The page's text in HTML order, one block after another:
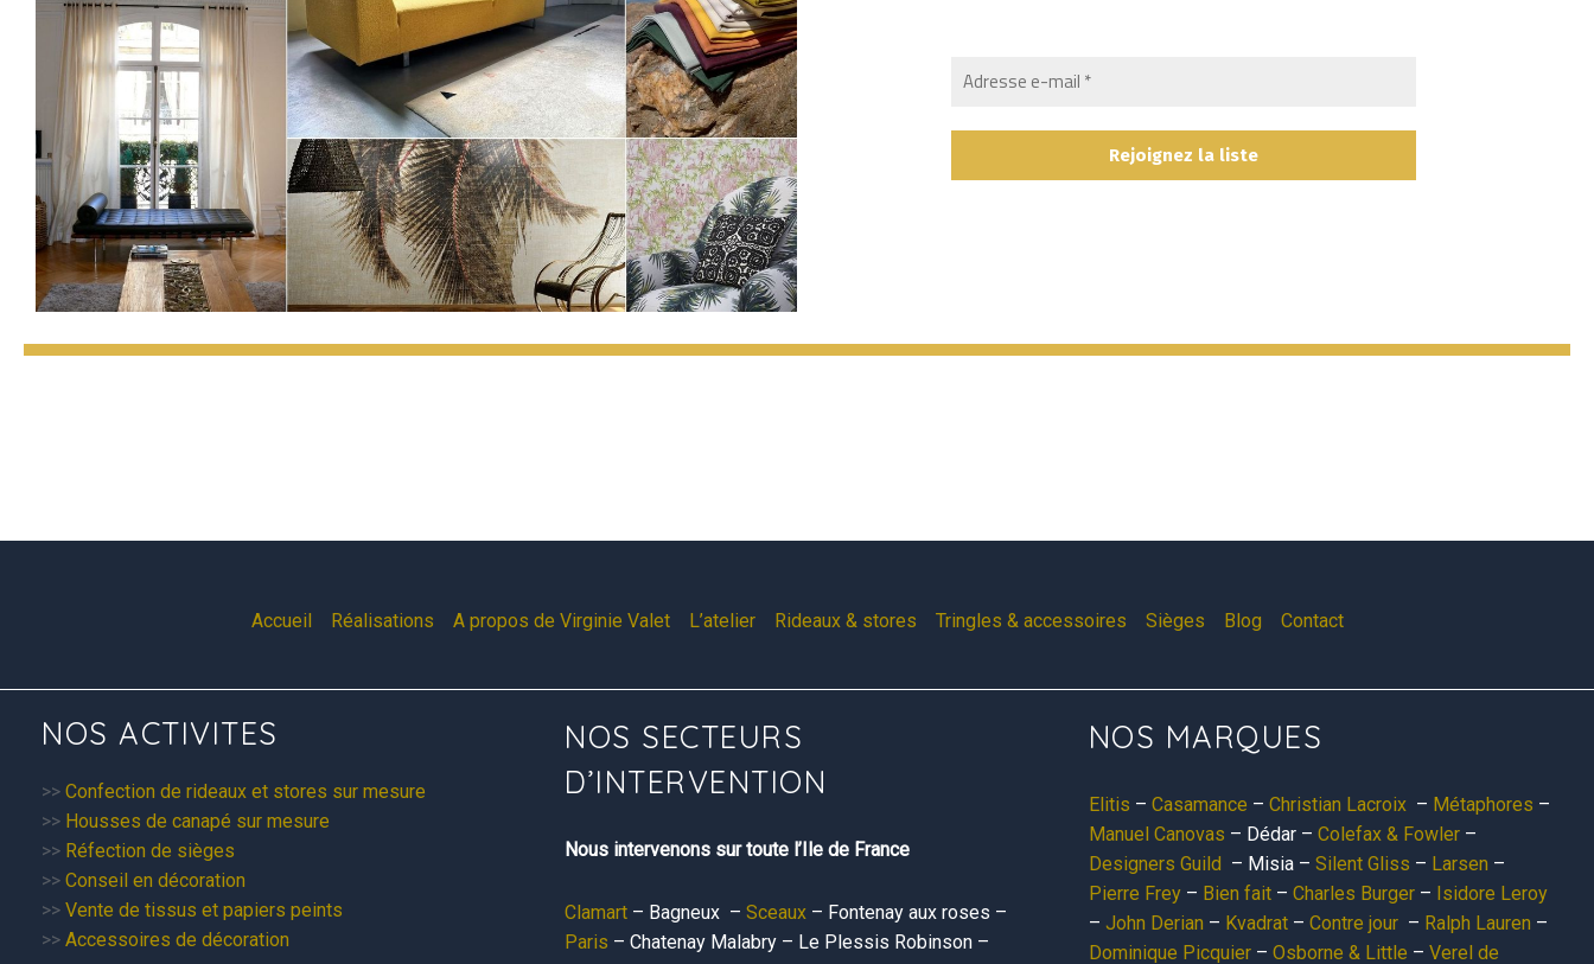
Accueil Réalisations A propos de Virginie Valet L’atelier Rideaux & stores Tringles & accessoires Sièges Blog Contact
NOS ACTIVITES
>> Confection de rideaux et stores sur mesure
>> Housses de canapé sur mesure
>> Réfection de sièges
>> Conseil en décoration
>> Vente de tissus et papiers peints
>> Accessoires de décoration
NOS SECTEURS
D’INTERVENTION
Nous intervenons sur toute l’Ile de France
Clamart – Bagneux –Sceaux – Fontenay aux roses –
Paris – Chatenay Malabry – Le Plessis Robinson –
NOS MARQUES
Elitis – Casamance – Christian Lacroix– Métaphores –
Manuel Canovas – Dédar – Colefax & Fowler–
Designers Guild – Misia – Silent Gliss – Larsen –
Pierre Frey– Bien fait– Charles Burger– Isidore Leroy
– John Derian – Kvadrat– Contre jour– Ralph Lauren –
Dominique Picquier– Osborne & Little – Verel de